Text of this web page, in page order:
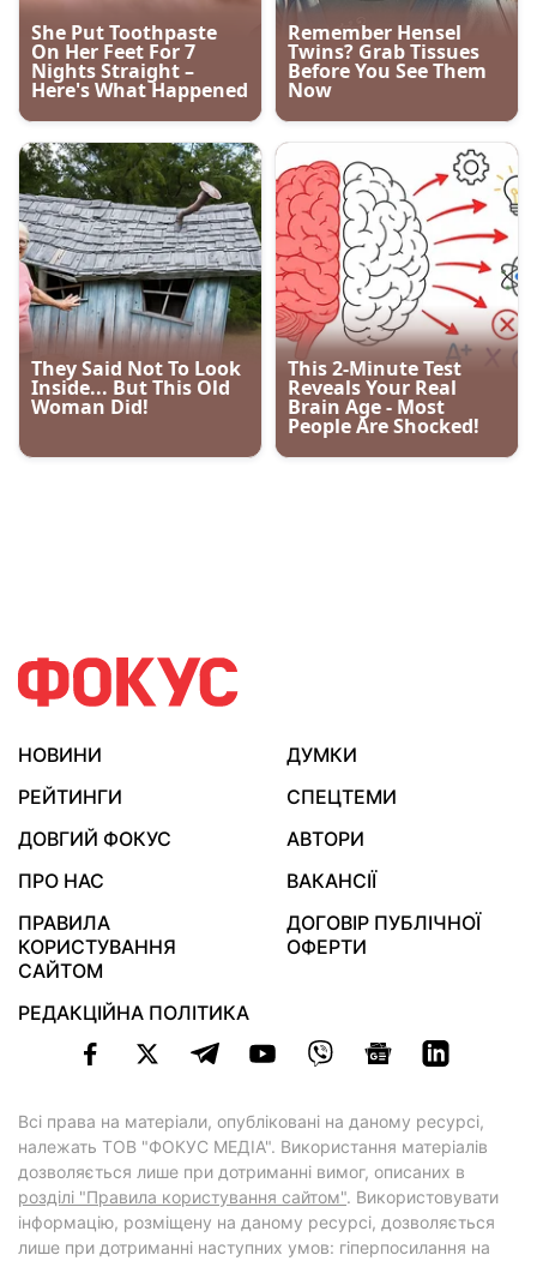
НОВИНИ
ДУМКИ
РЕЙТИНГИ
СПЕЦТЕМИ
ДОВГИЙ ФОКУС
АВТОРИ
ПРО НАС
ВАКАНСІЇ
ПРАВИЛА
КОРИСТУВАННЯ
САЙТОМ
ДОГОВІР ПУБЛІЧНОЇ
ОФЕРТИ
РЕДАКЦІЙНА ПОЛІТИКА
Всі права на матеріали, опубліковані на даному ресурсі,
належать ТОВ "ФОКУС МЕДІА". Використання матеріалів
дозволяється лише при дотриманні вимог, описаних в
розділі "Правила користування сайтом". Використовувати
інформацію, розміщену на даному ресурсі, дозволяється
лише при дотриманні наступних умов: гіперпосилання на